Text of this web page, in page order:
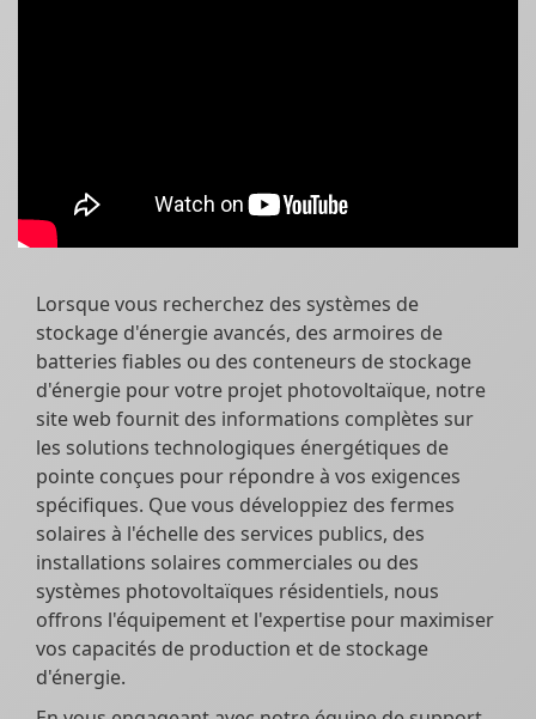
Lorsque vous recherchez des systèmes de
stockage d'énergie avancés, des armoires de
batteries fiables ou des conteneurs de stockage
d'énergie pour votre projet photovoltaïque, notre
site web fournit des informations complètes sur
les solutions technologiques énergétiques de
pointe conçues pour répondre à vos exigences
spécifiques. Que vous développiez des fermes
solaires à l'échelle des services publics, des
installations solaires commerciales ou des
systèmes photovoltaïques résidentiels, nous
offrons l'équipement et l'expertise pour maximiser
vos capacités de production et de stockage
d'énergie.